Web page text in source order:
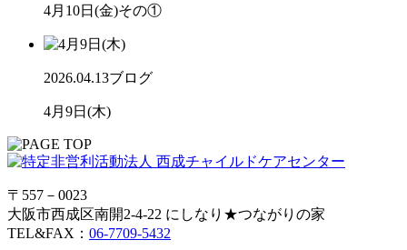
4月10日(金)その①
2026.04.13ブログ
4月9日(木)
〒557－0023
大阪市西成区南開2-4-22 にしなり★つながりの家
TEL&FAX： 06-7709-5432